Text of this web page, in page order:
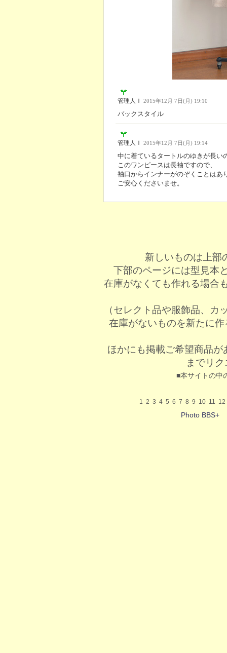
管理人Ｉ 2015年12月 7日(月) 19:10
バックスタイル
管理人Ｉ 2015年12月 7日(月) 19:14
中に着ているタートルのゆきが長い
このワンピースは長袖ですので、
袖口からインナーがのぞくことはあ
ご安心くださいませ。
新しいものは上部
下部のページには型見本
在庫がなくても作れる場合
（セレクト品や服飾品、
在庫がないものを新たに
ほかにも掲載ご希望商品が
までリ
■本サイトの中
1 2 3 4 5 6 7 8 9 10 11 12
Photo BBS+